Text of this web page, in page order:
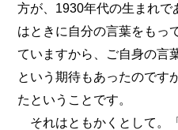
方が、1930年代の生まれで
はときに自分の言葉をもっ
ていますから、ご自身の言
という期待もあったのです
たということです。
それはともかくとして。